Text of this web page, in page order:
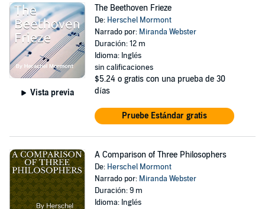
Vista previa
The Beethoven Frieze
De: Herschel Mormont
Narrado por: Miranda Webster
Duración: 12 m
Idioma: Inglés
sin calificaciones
$5.24 o gratis con una prueba de 30
días
Pruebe Estándar gratis
A Comparison of Three Philosophers
De: Herschel Mormont
Narrado por: Miranda Webster
Duración: 9 m
Idioma: Inglés